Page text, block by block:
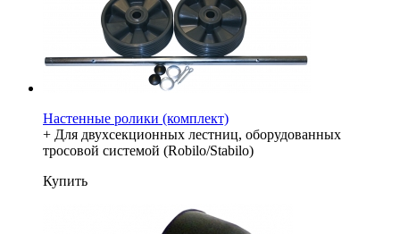
Настенные ролики (комплект)
+ Для двухсекционных лестниц, оборудованных
тросовой системой (Robilo/Stabilo)
Купить